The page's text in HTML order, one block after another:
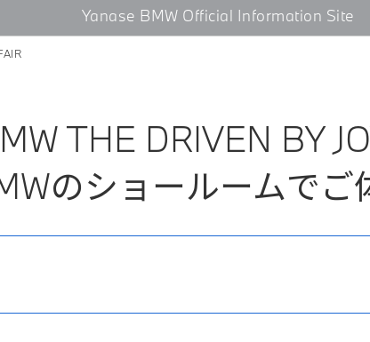
Yanase BMW Official Information Site
THE DRIVEN BY
のショールームでご